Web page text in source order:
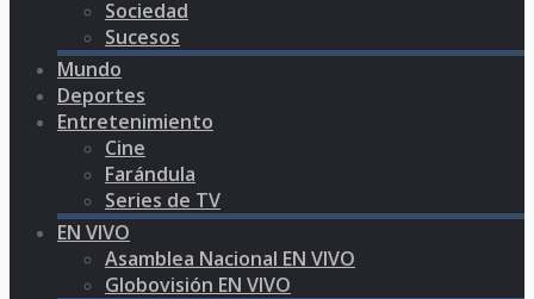
Sociedad
Sucesos
Mundo
Deportes
Entretenimiento
Cine
Farándula
Series de TV
EN VIVO
Asamblea Nacional EN VIVO
Globovisión EN VIVO